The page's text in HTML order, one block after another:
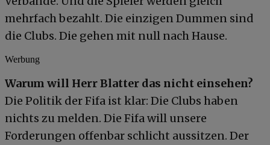
mehrfach bezahlt. Die einzigen Dummen sind
die Clubs. Die gehen mit null nach Hause.
Werbung
Warum will Herr Blatter das nicht einsehen?
Die Politik der Fifa ist klar: Die Clubs haben
nichts zu melden. Die Fifa will unsere
Forderungen offenbar schlicht aussitzen. Der